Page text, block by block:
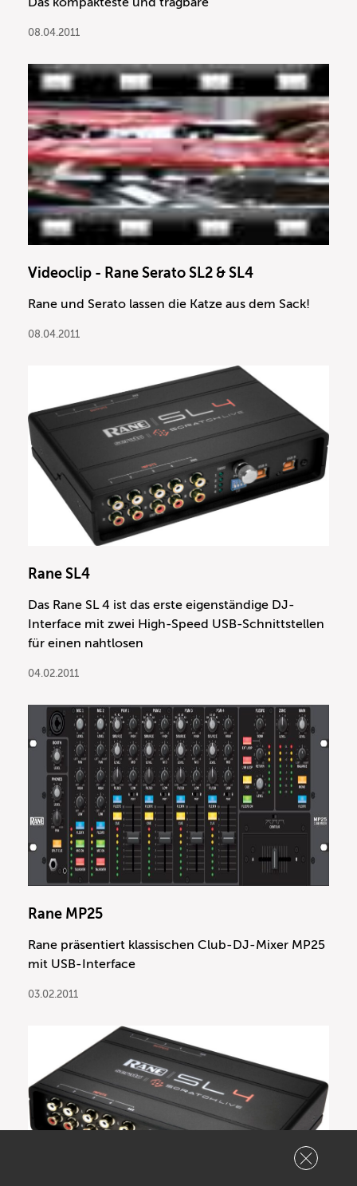
08.04.2011
Videoclip - Rane Serato SL2 & SL4
Rane und Serato lassen die Katze aus dem Sack!
08.04.2011
Rane SL4
Das Rane SL 4 ist das erste eigenständige DJ-
Interface mit zwei High-Speed USB-Schnittstellen
für einen nahtlosen
04.02.2011
Rane MP25
Rane präsentiert klassischen Club-DJ-Mixer MP25
mit USB-Interface
03.02.2011